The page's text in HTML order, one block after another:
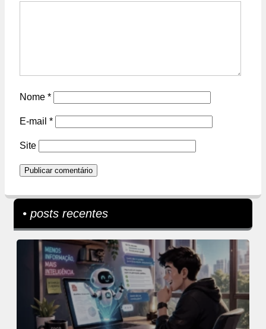
Nome *
E-mail *
Site
• posts recentes